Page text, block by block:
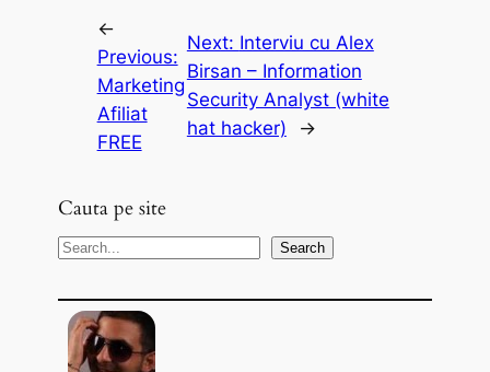
←
Previous:
Marketing
Afiliat
FREE
Next: Interviu cu Alex
Birsan – Information
Security Analyst (white
hat hacker)
→
Cauta pe site
S
a
Search